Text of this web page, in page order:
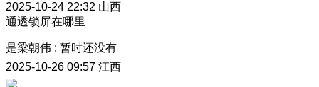
2025-10-24 22:32 山西
通透锁屏在哪里
是梁朝伟 : 暂时还没有
2025-10-26 09:57 江西